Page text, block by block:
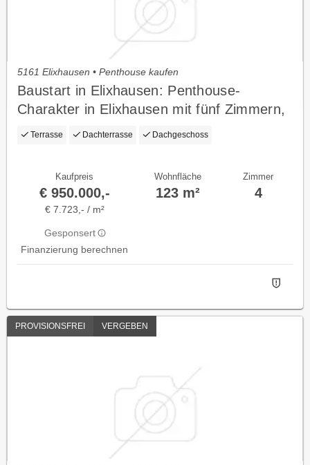
5161 Elixhausen • Penthouse kaufen
Baustart in Elixhausen: Penthouse-
Charakter in Elixhausen mit fünf Zimmern,
Panoramablick und weitläufiger
Terrasse Dachterrasse Dachgeschoss
Kaufpreis
€ 950.000,-
€ 7.723,- / m²
Gesponsert
Finanzierung berechnen
Wohnfläche
123 m²
Zimmer
4
PROVISIONSFREI VERGEBEN